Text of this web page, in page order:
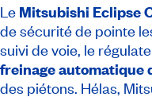
Le Mitsubishi Eclipse
de sécurité de pointe
suivi de voie, le
freinage automatique
des piétons. Hélas,